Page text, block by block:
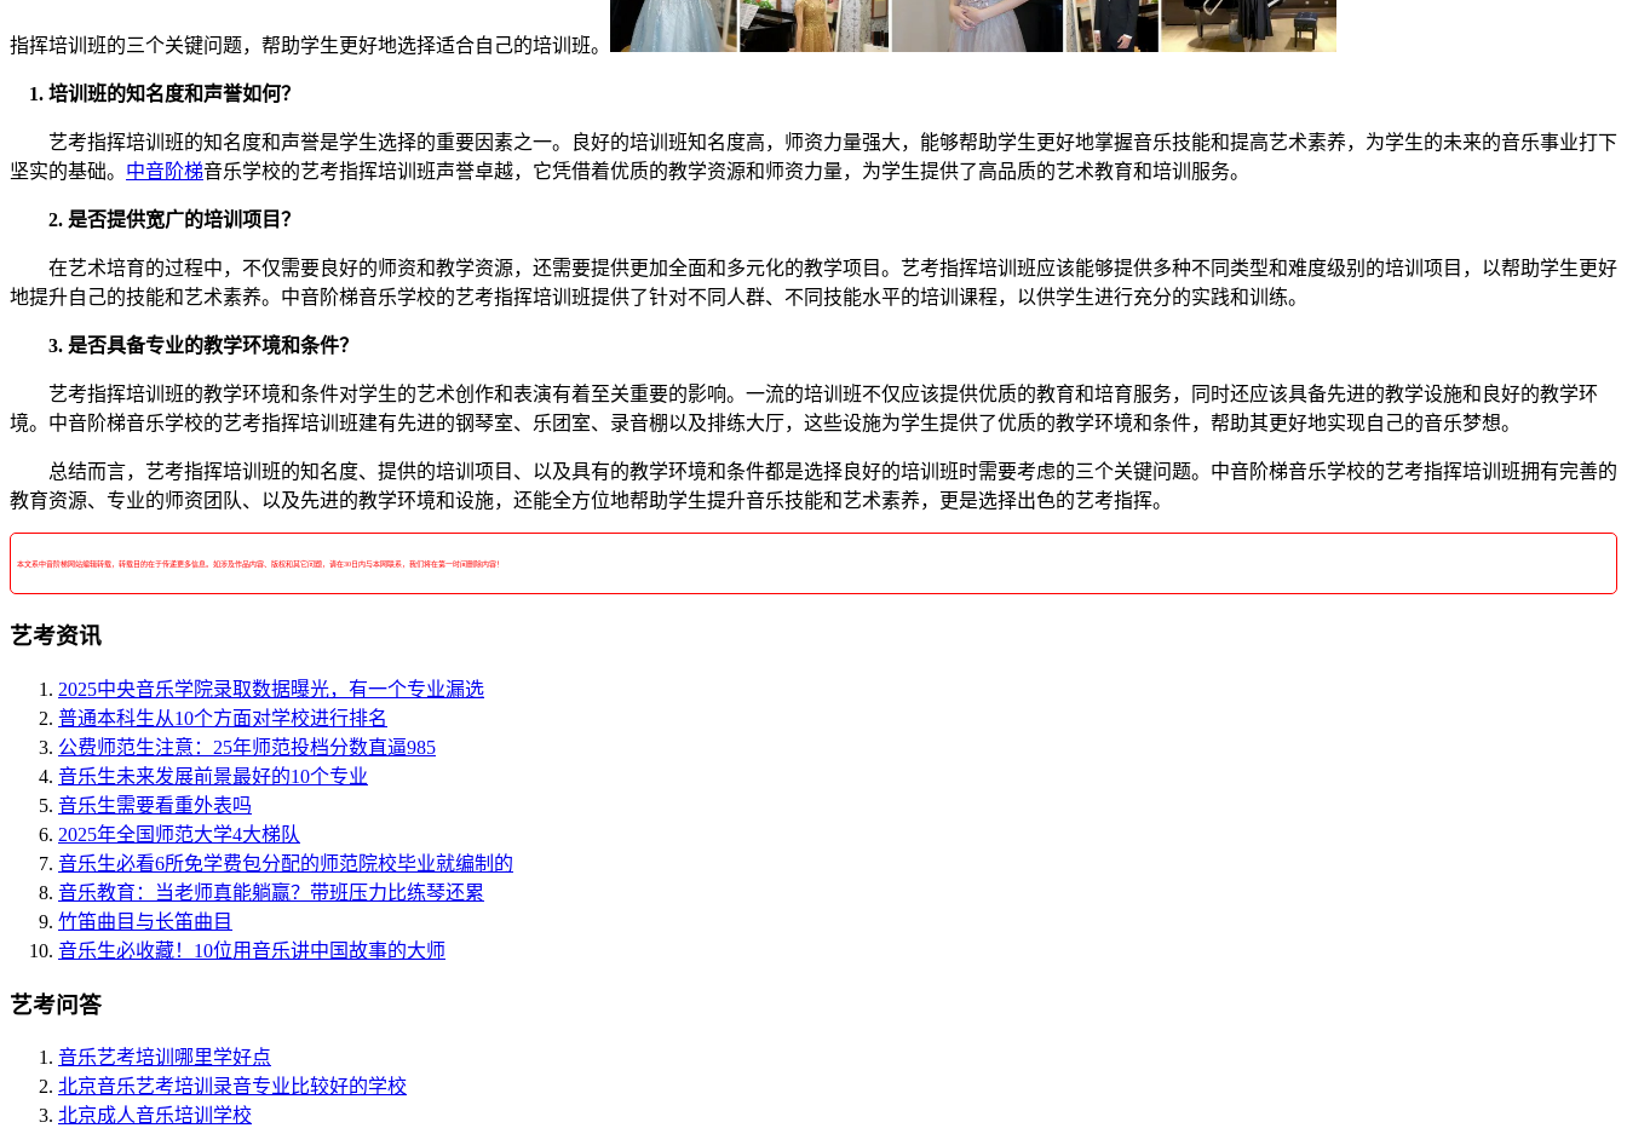
指挥培训班的三个关键问题，帮助学生更好地选择适合自己的培训班。
1. 培训班的知名度和声誉如何？
艺考指挥培训班的知名度和声誉是学生选择的重要因素之一。良好的培训班知名度高，师资力量强大，能够帮助学生更好地掌握音乐技能和提高艺术素养，为学生的未来的音乐事业打下
坚实的基础。 中音阶梯音乐学校的艺考指挥培训班声誉卓越，它凭借着优质的教学资源和师资力量，为学生提供了高品质的艺术教育和培训服务。
2. 是否提供宽广的培训项目？
在艺术培育的过程中，不仅需要良好的师资和教学资源，还需要提供更加全面和多元化的教学项目。艺考指挥培训班应该能够提供多种不同类型和难度级别的培训项目，以帮助学生更好
地提升自己的技能和艺术素养。中音阶梯音乐学校的艺考指挥培训班提供了针对不同人群、不同技能水平的培训课程，以供学生进行充分的实践和训练。
3. 是否具备专业的教学环境和条件？
艺考指挥培训班的教学环境和条件对学生的艺术创作和表演有着至关重要的影响。一流的培训班不仅应该提供优质的教育和培育服务，同时还应该具备先进的教学设施和良好的教学环
境。中音阶梯音乐学校的艺考指挥培训班建有先进的钢琴室、乐团室、录音棚以及排练大厅，这些设施为学生提供了优质的教学环境和条件，帮助其更好地实现自己的音乐梦想。
总结而言，艺考指挥培训班的知名度、提供的培训项目、以及具有的教学环境和条件都是选择良好的培训班时需要考虑的三个关键问题。中音阶梯音乐学校的艺考指挥培训班拥有完善的
教育资源、专业的师资团队、以及先进的教学环境和设施，还能全方位地帮助学生提升音乐技能和艺术素养，更是选择出色的艺考指挥。
本文系中音阶梯网站编辑转载，转载目的在于传递更多信息。如涉及作品内容、版权和其它问题，请在30日内与本网联系，我们将在第一时间删除内容！
艺考资讯
2025中央音乐学院录取数据曝光，有一个专业漏选
普通本科生从10个方面对学校进行排名
公费师范生注意：25年师范投档分数直逼985
音乐生未来发展前景最好的10个专业
音乐生需要看重外表吗
2025年全国师范大学4大梯队
音乐生必看6所免学费包分配的师范院校毕业就编制的
音乐教育：当老师真能躺赢？带班压力比练琴还累
竹笛曲目与长笛曲目
音乐生必收藏！10位用音乐讲中国故事的大师
艺考问答
音乐艺考培训哪里学好点
北京音乐艺考培训录音专业比较好的学校
北京成人音乐培训学校